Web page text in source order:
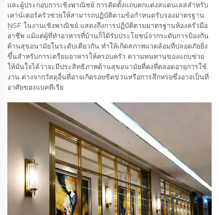
และผู้ประกอบการเชิงพาณิชย์ การติดตั้งแถบตกแต่งสแตนเลสสำหรับ
เคาน์เตอร์ครัวช่วยให้สามารถปฏิบัติตามข้อกำหนดรับรองมาตรฐาน
NSF ในงานเชิงพาณิชย์ แสดงถึงการปฏิบัติตามมาตรฐานห้องครัวมือ
อาชีพ แม้แต่ผู้ที่ทำอาหารที่บ้านก็ได้รับประโยชน์จากระดับการป้องกัน
ด้านสุขอนามัยในระดับเดียวกัน ทำให้เกิดสภาพแวดล้อมที่ปลอดภัยยิ่ง
ขึ้นสำหรับการเตรียมอาหารให้ครอบครัว ความทนทานของแถบช่วย
ให้มั่นใจได้ว่าจะมีประสิทธิภาพด้านสุขอนามัยที่คงที่ตลอดอายุการใช้
งาน ต่างจากวัสดุอื่นที่อาจเกิดรอยขีดข่วนหรือการสึกหรอซึ่งอาจเป็นที่
อาศัยของแบคทีเรีย